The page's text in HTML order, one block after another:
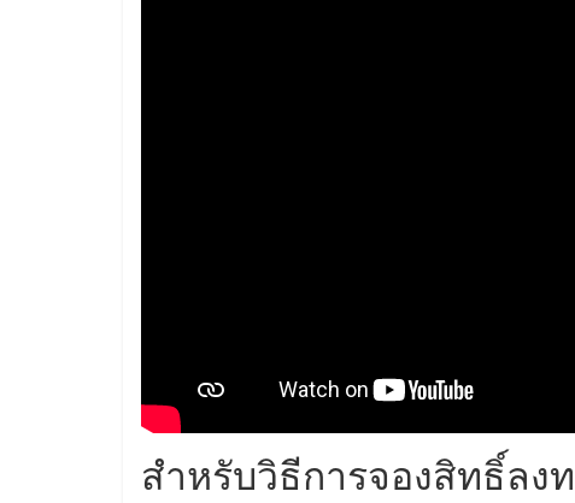
สำหรับวิธีการจองสิทธิ์ลง